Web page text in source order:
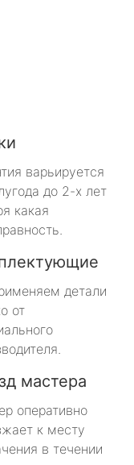
варьируется
до 2-х лет
какая
детали
от
мастера
оперативно
к месту
в течении